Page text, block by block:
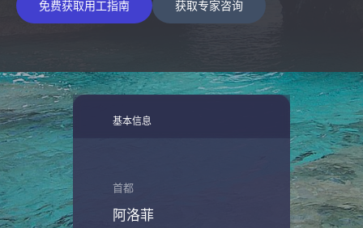
免费获取用工指南 获取专家咨询
基本信息
首都
阿洛菲